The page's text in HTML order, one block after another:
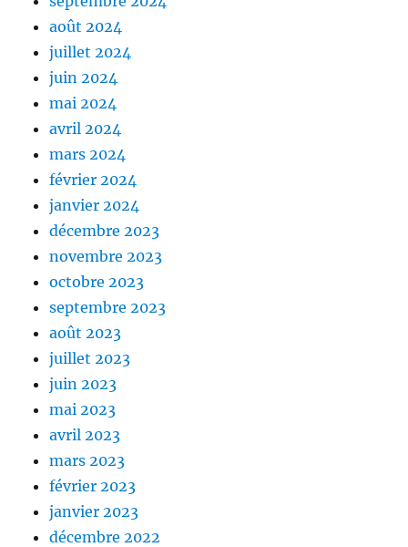
août 2024
juillet 2024
juin 2024
mai 2024
avril 2024
mars 2024
février 2024
janvier 2024
décembre 2023
novembre 2023
octobre 2023
septembre 2023
août 2023
juillet 2023
juin 2023
mai 2023
avril 2023
mars 2023
février 2023
janvier 2023
décembre 2022